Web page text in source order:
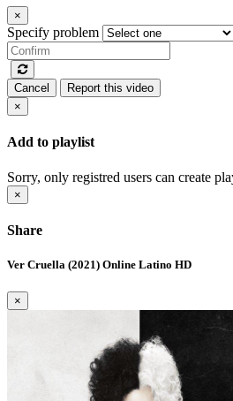
×
Specify problem
Cancel
Report this video
×
Add to playlist
Sorry, only registred users can create
×
Share
Ver Cruella (2021) Online Latino HD
×